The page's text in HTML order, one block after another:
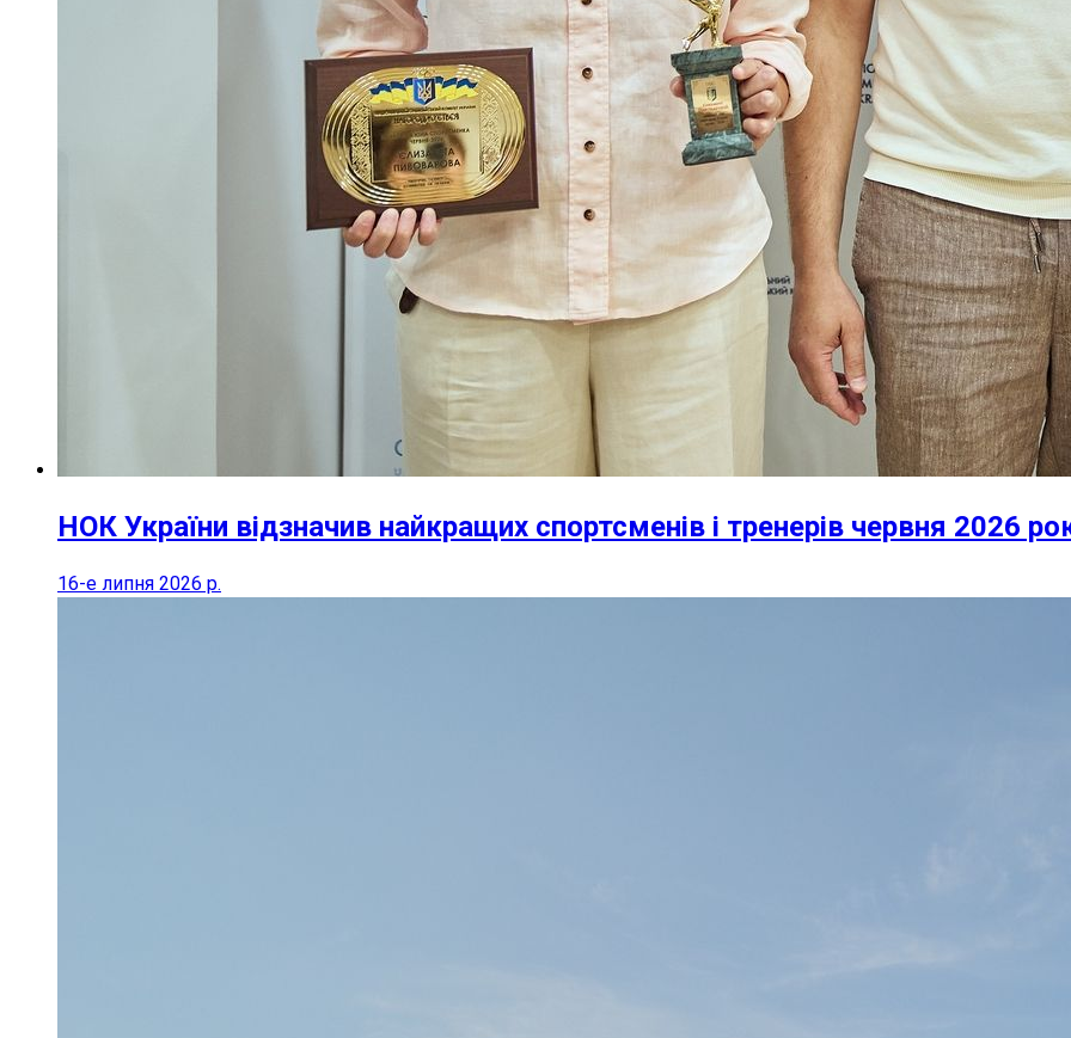
НОК України відзначив найкращих спортсменів і тренерів червня 2026
16-е липня 2026 р.